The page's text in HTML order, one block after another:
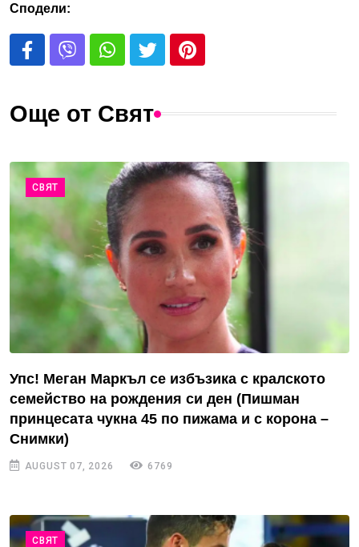
Сподели:
Още от Свят
СВЯТ
Упс! Меган Маркъл се избъзика с кралското
семейство на рождения си ден (Пишман
принцесата чукна 45 по пижама и с корона –
Снимки)
AUGUST 07, 2026 6769
СВЯТ